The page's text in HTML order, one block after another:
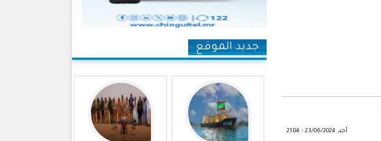
أحد, 23/06/2024 - 21:04
جديد الموقع